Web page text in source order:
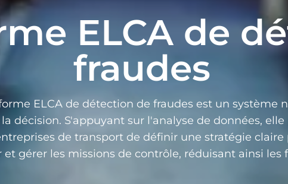
ELCA de
fraudes
ELCA de détection de fraudes est un système
la décision. S'appuyant sur l'analyse de données,
de transport de définir une stratégie claire
gérer les missions de contrôle, réduisant ainsi les